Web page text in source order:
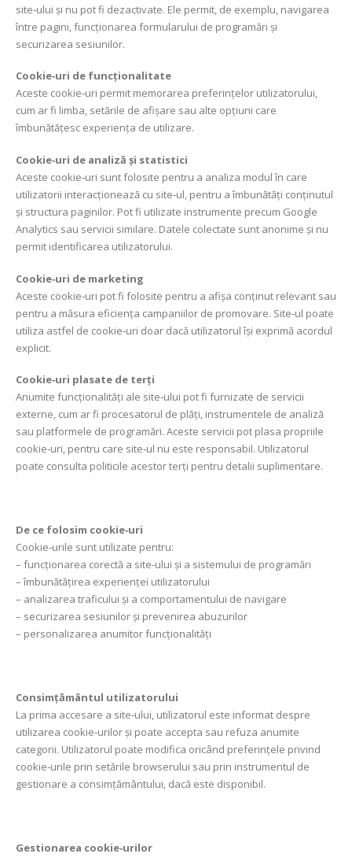
site‑ului și nu pot fi dezactivate. Ele permit, de exemplu, navigarea
între pagini, funcționarea formularului de programări și
securizarea sesiunilor.
Cookie‑uri de funcționalitate
Aceste cookie‑uri permit memorarea preferințelor utilizatorului,
cum ar fi limba, setările de afișare sau alte opțiuni care
îmbunătățesc experiența de utilizare.
Cookie‑uri de analiză și statistici
Aceste cookie‑uri sunt folosite pentru a analiza modul în care
utilizatorii interacționează cu site‑ul, pentru a îmbunătăți conținutul
și structura paginilor. Pot fi utilizate instrumente precum Google
Analytics sau servicii similare. Datele colectate sunt anonime și nu
permit identificarea utilizatorului.
Cookie‑uri de marketing
Aceste cookie‑uri pot fi folosite pentru a afișa conținut relevant sau
pentru a măsura eficiența campaniilor de promovare. Site‑ul poate
utiliza astfel de cookie‑uri doar dacă utilizatorul își exprimă acordul
explicit.
Cookie‑uri plasate de terți
Anumite funcționalități ale site‑ului pot fi furnizate de servicii
externe, cum ar fi procesatorul de plăți, instrumentele de analiză
sau platformele de programări. Aceste servicii pot plasa propriile
cookie‑uri, pentru care site‑ul nu este responsabil. Utilizatorul
poate consulta politicile acestor terți pentru detalii suplimentare.
De ce folosim cookie‑uri
Cookie‑urile sunt utilizate pentru:
– funcționarea corectă a site‑ului și a sistemului de programări
– îmbunătățirea experienței utilizatorului
– analizarea traficului și a comportamentului de navigare
– securizarea sesiunilor și prevenirea abuzurilor
– personalizarea anumitor funcționalități
Consimțământul utilizatorului
La prima accesare a site‑ului, utilizatorul este informat despre
utilizarea cookie‑urilor și poate accepta sau refuza anumite
categorii. Utilizatorul poate modifica oricând preferințele privind
cookie‑urile prin setările browserului sau prin instrumentul de
gestionare a consimțământului, dacă este disponibil.
Gestionarea cookie‑urilor